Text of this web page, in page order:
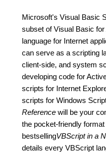
Microsoft's Visual Basic
subset of Visual Basic
language for Internet
can serve as a scripting
client-side, and system
developing code for
scripts for Internet
scripts for Windows
Reference will be your
the pocket-friendly
bestsellingVBScript in a
details every VBScript